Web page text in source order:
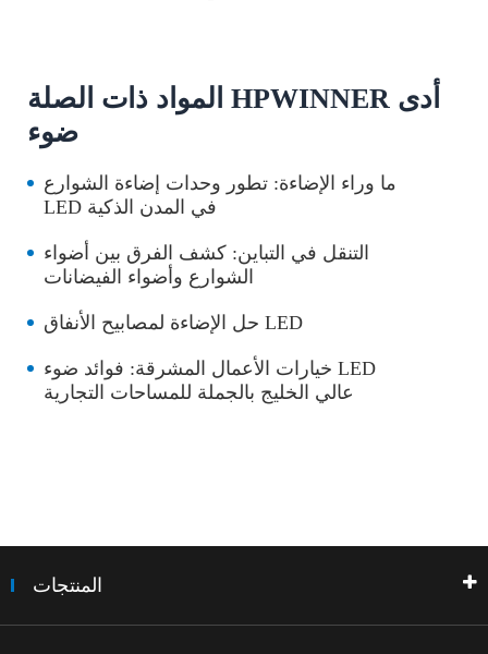
المواد ذات الصلة HPWINNER أدى
ضوء
ما وراء الإضاءة: تطور وحدات إضاءة الشوارع
LED في المدن الذكية
التنقل في التباين: كشف الفرق بين أضواء
الشوارع وأضواء الفيضانات
حل الإضاءة لمصابيح الأنفاق LED
خيارات الأعمال المشرقة: فوائد ضوء LED
عالي الخليج بالجملة للمساحات التجارية
المنتجات